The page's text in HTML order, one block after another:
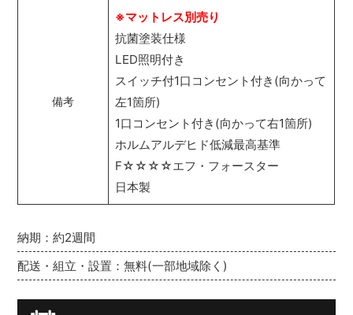
納期：約2週間
配送・組立・設置：無料(一部地域除く)
備考
※マットレス別売り
抗菌塗装仕様
LED照明付き
スイッチ付1口コンセント付き(向かって
左1箇所)
1口コンセント付き(向かって右1箇所)
ホルムアルデヒド低減最高基準
F☆☆☆☆エフ・フォースター
日本製